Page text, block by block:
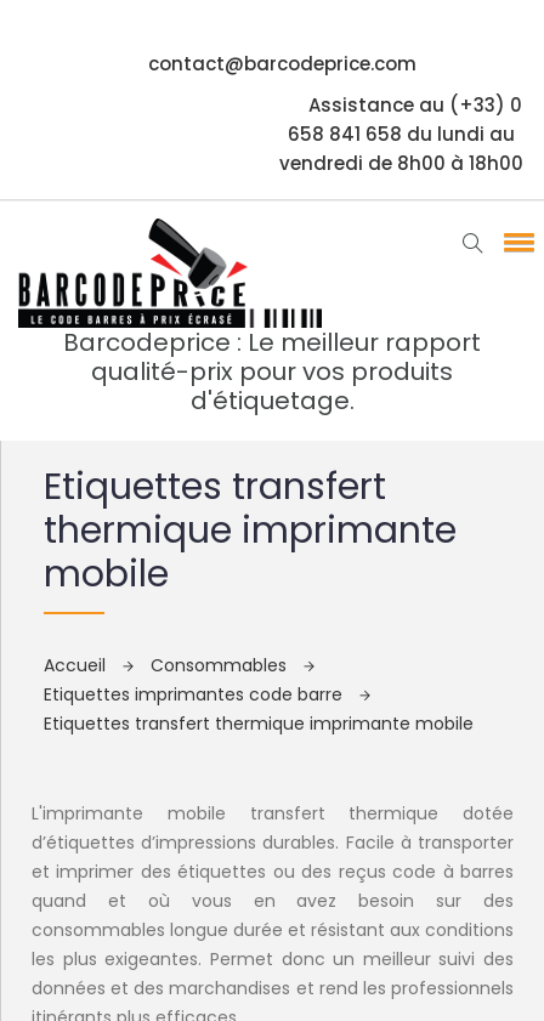
contact@barcodeprice.com
Assistance au (+33) 0
658 841 658 du lundi au
vendredi de 8h00 à 18h00
Barcodeprice : Le meilleur rapport
qualité-prix pour vos produits
d'étiquetage.
Etiquettes transfert
thermique imprimante
mobile
Accueil
Consommables
Etiquettes imprimantes code barre
Etiquettes transfert thermique imprimante mobile
L'imprimante mobile transfert thermique dotée
d’étiquettes d’impressions durables. Facile à transporter
et imprimer des étiquettes ou des reçus code à barres
quand et où vous en avez besoin sur des
consommables longue durée et résistant aux conditions
les plus exigeantes. Permet donc un meilleur suivi des
données et des marchandises et rend les professionnels